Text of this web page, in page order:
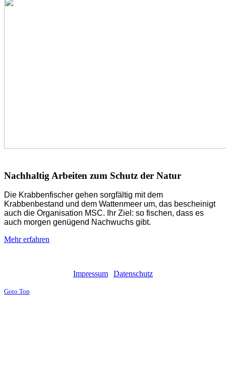
Nachhaltig Arbeiten zum Schutz der Natur
Die Krabbenfischer gehen sorgfältig mit dem
Krabbenbestand und dem Wattenmeer um, das bescheinigt
auch die Organisation MSC. Ihr Ziel: so fischen, dass es
auch morgen genügend Nachwuchs gibt.
Mehr erfahren
Impressum Datenschutz
Goto Top